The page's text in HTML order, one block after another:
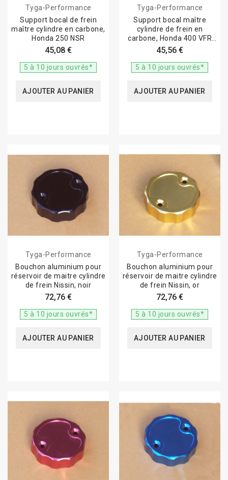
Tyga-Performance
Support bocal de frein
maître cylindre en carbone,
Honda 250 NSR
45,08 €
5 à 10 jours ouvrés*
AJOUTER AU PANIER
Tyga-Performance
Support bocal maître
cylindre de frein en
carbone, Honda 400 VFR
NC30
45,56 €
5 à 10 jours ouvrés*
AJOUTER AU PANIER
Tyga-Performance
Bouchon aluminium pour
réservoir de maitre cylindre
de frein Nissin, noir
72,76 €
5 à 10 jours ouvrés*
AJOUTER AU PANIER
Tyga-Performance
Bouchon aluminium pour
réservoir de maitre cylindre
de frein Nissin, or
72,76 €
5 à 10 jours ouvrés*
AJOUTER AU PANIER